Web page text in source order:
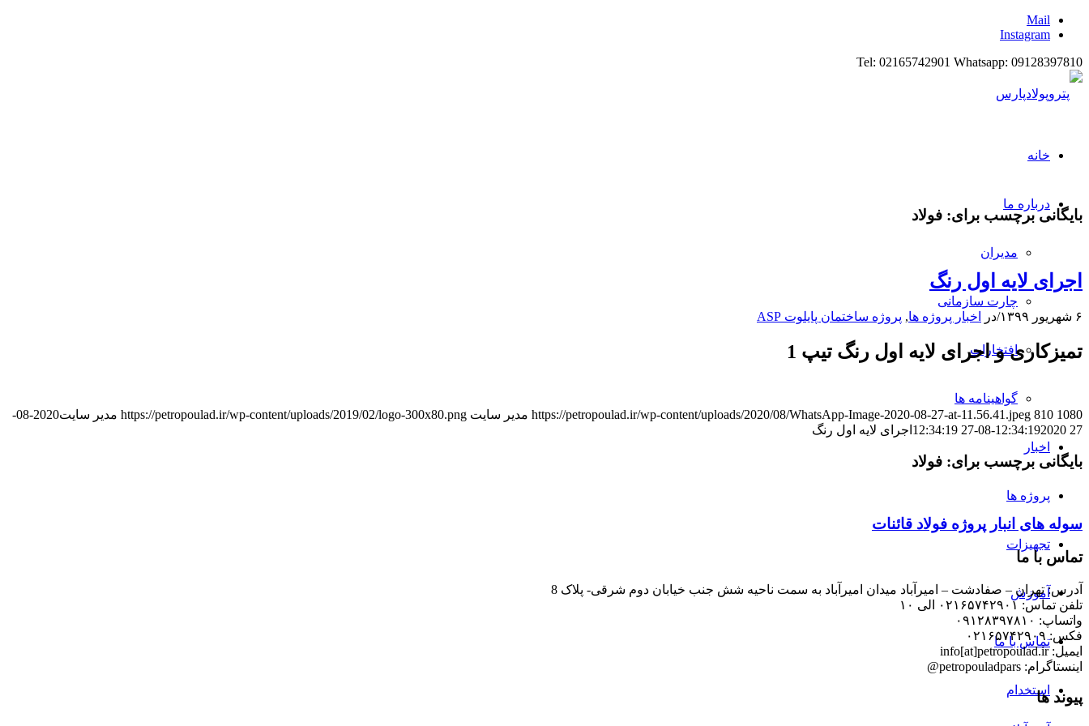
Mail
Instagram
Tel: 02165742901 Whatsapp: 09128397810
خانه
درباره ما
مدیران
چارت سازمانی
افتخارات
گواهینامه ها
اخبار
پروژه ها
تجهیزات
آموزش
تماس با ما
استخدام
بایگانی برچسب برای: فولاد
اجرای لایه اول رنگ
۶ شهریور ۱۳۹۹ /در اخبار پروژه ها, پروژه ساختمان پایلوت ASP
تمیزکاری و اجرای لایه اول رنگ تیپ 1
https://petropoulad.ir/wp-content/uploads/2020/08/WhatsApp-Image-2020-08-27-at-11.56.41.jpeg 810 1080 مدیر سایت https://petropoulad.ir/wp-content/uploads/2019/02/logo-300x80.png مدیر سایت
2020-08-
27 12:34:19
2020-08-27 12:34:19 اجرای لایه اول رنگ
بایگانی برچسب برای: فولاد
سوله های انبار پروژه فولاد قائنات
تماس با ما
آدرس: تهران – صفادشت – امیرآباد میدان امیرآباد به سمت ناحیه شش جنب خیابان دوم شرقی- پلاک 8
تلفن تماس: ۰۲۱۶۵۷۴۲۹۰۱ الی ۱۰
واتساپ: ۰۹۱۲۸۳۹۷۸۱۰
فکس: ۰۲۱۶۵۷۴۲۹۰۹
ایمیل: info[at]petropoulad.ir
اینستاگرام: petropouladpars@
پیوند ها